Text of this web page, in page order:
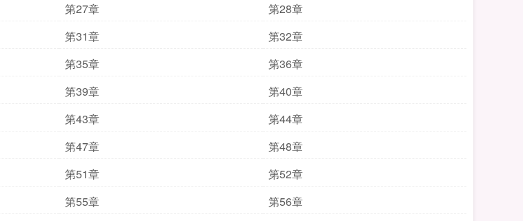
第27章
第28章
第31章
第32章
第35章
第36章
第39章
第40章
第43章
第44章
第47章
第48章
第51章
第52章
第55章
第56章